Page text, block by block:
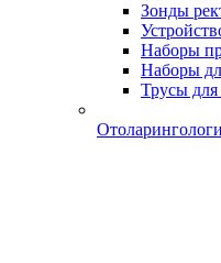
Зонды
Наборы
Наборы
Трусы для